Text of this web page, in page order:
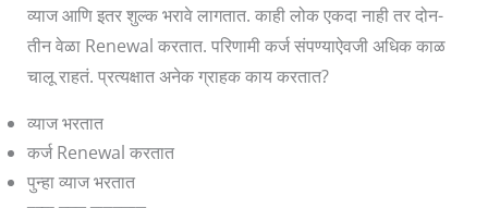
व्याज आणि इतर शुल्क भरावे लागतात. काही लोक एकदा नाही तर दोन-
तीन वेळा Renewal करतात. परिणामी कर्ज संपण्याऐवजी अधिक काळ
चालू राहतं. प्रत्यक्षात अनेक ग्राहक काय करतात?
व्याज भरतात
कर्ज Renewal करतात
पुन्हा व्याज भरतात